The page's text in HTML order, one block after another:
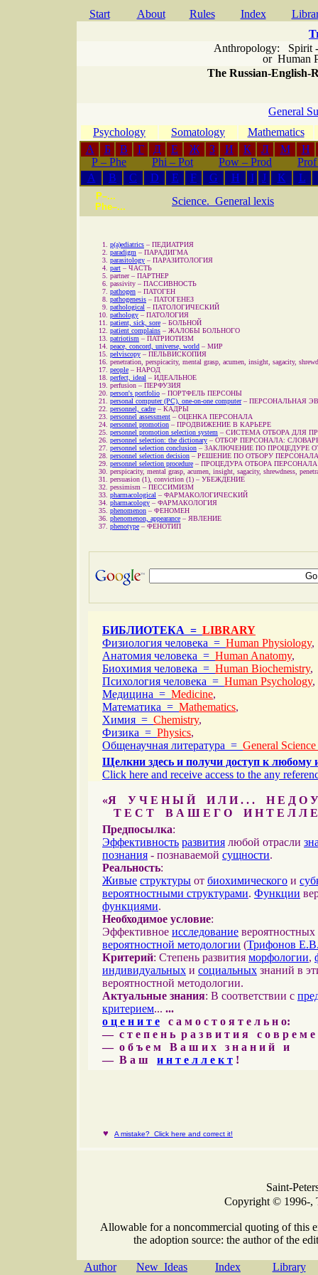
Start About Rules Index
Anthropology: Spirit
or Human
The Russian-English-
General
Psychology
Somatology
Mathematics
А
Б В Г Д Е Ж З И К Л М
Н
P – Phe
Phi – Pot Pow – Prod
A
B C D E F G H I J K L
P–...
Phe–...
Science. General lexis
p(a)ediatrics – ПЕДИАТРИЯ
paradigm – ПАРАДИГМА
parasitology – ПАРАЗИТОЛОГИЯ
part – ЧАСТЬ
partner– ПАРТНЕР
passivity – ПАССИВНОСТЬ
pathogen – ПАТОГЕН
pathogenesis – ПАТОГЕНЕЗ
pathological – ПАТОЛОГИЧЕСКИЙ
pathology – ПАТОЛОГИЯ
patient, sick, sore – БОЛЬНОЙ
patient complains – ЖАЛОБЫ БОЛЬНОГО
patriotism – ПАТРИОТИЗМ
peace, concord, universe, world – МИР
pelviscopy – ПЕЛЬВИСКОПИЯ
penetration, perspicacity, mental grasp, acumen, insight, sagacity,
people – НАРОД
perfect, ideal – ИДЕАЛЬНОЕ
perfusion – ПЕРФУЗИЯ
person's portfolio – ПОРТФЕЛЬ ПЕРСОНЫ
personal computer (PC), one-on-one computer– ПЕРСОНАЛЬНАЯ
personnel, cadre – КАДРЫ
personnel assessment – ОЦЕНКА ПЕРСОНАЛА
personnel promotion – ПРОДВИЖЕНИЕ В КАРЬЕРЕ
personnel promotion selection system – СИСТЕМА ОТБОРА ДЛЯ
personnel selection: the dictionary – ОТБОР ПЕРСОНАЛА:
personnel selection conclusion – ЗАКЛЮЧЕНИЕ ПО ПРОЦЕДУРЕ
personnel selection decision – РЕШЕНИЕ ПО ОТБОРУ ПЕРСОНАЛА
personnel selection procedure – ПРОЦЕДУРА ОТБОРА ПЕРСОНАЛА
perspicacity, mental grasp, acumen, insight, sagacity, shrewdness,
persuasion (1), conviction (1) – УБЕЖДЕНИЕ
pessimism – ПЕССИМИЗМ
pharmacological – ФАРМАКОЛОГИЧЕСКИЙ
pharmacology – ФАРМАКОЛОГИЯ
phenomenon – ФЕНОМЕН
phenomenon, appearance – ЯВЛЕНИЕ
phenotype – ФЕНОТИП
БИБЛИОТЕКА = LIBRARY
Физиология человека = Human Physiology,
Анатомия человека = Human Anatomy,
Биохимия человека = Human Biochemistry,
Психология человека = Human Psychology,
Медицина = Medicine,
Математика = Mathematics,
Химия = Chemistry,
Физика = Physics,
Общенаучная литература = General
Щелкни здесь и получи доступ к любому
Click here and receive access to the any
«Я У Ч Е Н Ы Й И Л И . . . Н Е Д О У
Т Е С Т В А Ш Е Г О И Н Т Е Л Л Е
Предпосылка:
Эффективность развития любой отрасли
познания - познаваемой сущности.
Реальность:
Живые структуры от биохимического и
вероятностными структурами. Функции
функциями.
Необходимое условие:
Эффективное исследование
вероятностной методологии (Трифонов
Критерий: Степень развития морфологии,
индивидуальных и социальных знаний в
вероятностной методологии.
Актуальные знания: В соответствии с
критерием... ...
о ц е н и т е с а м о с т о я т е л ь н о:
— с т е п е н ь р а з в и т и я с о в р е м
— о б ъ е м В а ш и х з н а н и й и
— В а ш и н т е л л е к т !
♥ A mistake? Click here and correct it!
Saint-
Copyright © 1996-,
Allowable for a noncommercial quoting of this
the adoption source: the author of the
Author New Ideas Index Library